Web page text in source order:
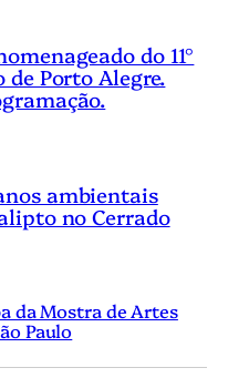
do 11°
de Porto Alegre.
ambientais
no Cerrado
da Mostra de Artes
Paulo